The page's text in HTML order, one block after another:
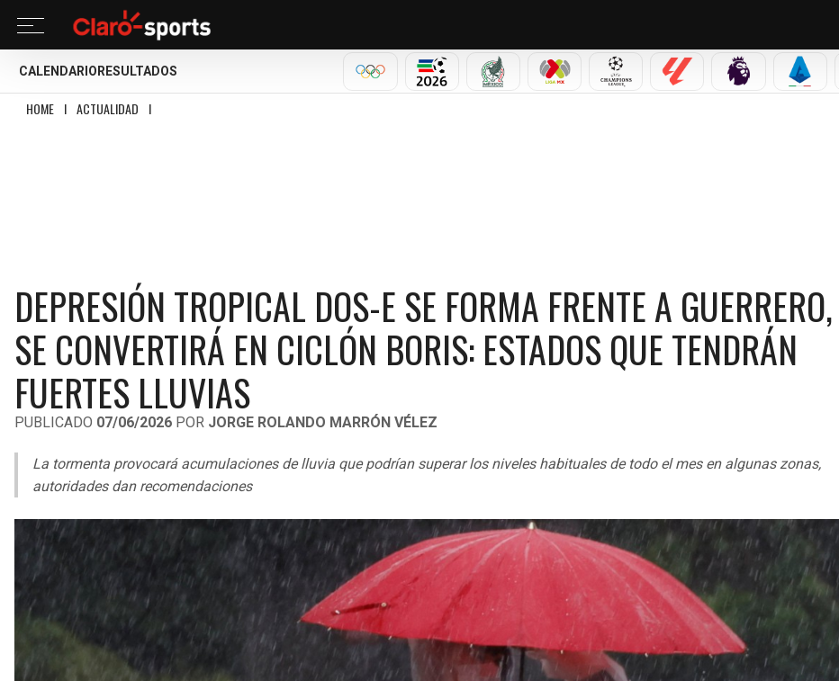
CALENDARIO RESULTADOS
OLÍMPICOSMUNDIAL 2026SELECCIÓN MEXICANA
LIGA MX CHAMPIONS LEAGUE
LALIGA PREMIER LEAGUE
SERIE A
HOME I ACTUALIDAD I
DEPRESIÓN TROPICAL DOS-E SE FORMA FRENTE A GUERRERO,
SE CONVERTIRÁ EN CICLÓN BORIS: ESTADOS QUE TENDRÁN
FUERTES LLUVIAS
PUBLICADO 07/06/2026 POR JORGE ROLANDO MARRÓN VÉLEZ
La tormenta provocará acumulaciones de lluvia que podrían superar los niveles habituales de todo el mes en algunas zonas,
autoridades dan recomendaciones